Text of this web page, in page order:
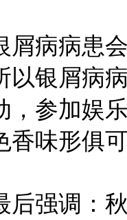
病病患会
以银屑病
，参加娱
香味形俱
强调：秋